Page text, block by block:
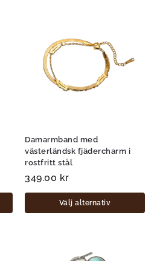
Damarmband med
västerländsk fjädercharm i
rostfritt stål
349.00 kr
Välj alternativ